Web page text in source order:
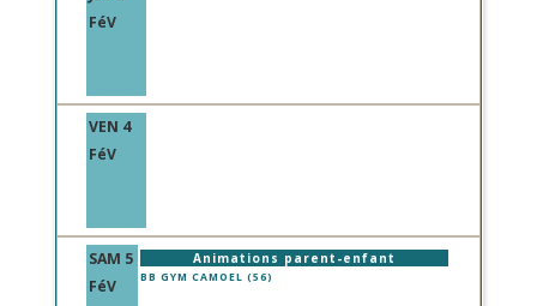
FéV
VEN 4
FéV
SAM 5
FéV
Animations parent-enfant
BB GYM CAMOEL (56)